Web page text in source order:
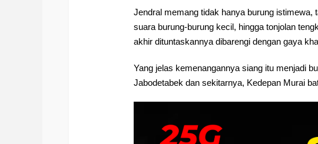
Jendral memang tidak hanya burung istimewa,
suara burung-burung kecil, hingga tonjolan
akhir dituntaskannya dibarengi dengan gaya
Yang jelas kemenangannya siang itu menjadi
Jabodetabek dan sekitarnya, Kedepan Murai